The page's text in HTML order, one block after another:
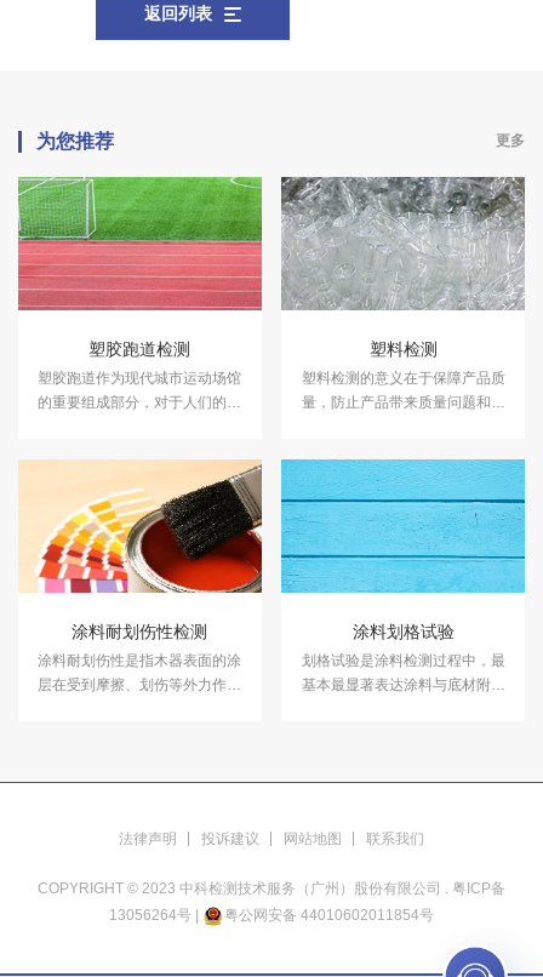
返回列表
为您推荐 更多
塑胶跑道检测
塑胶跑道作为现代城市运动场馆
的重要组成部分，对于人们的健
测及其他各类运动场地检测。
塑料检测
塑料检测的意义在于保障产品质
量，防止产品带来质量问题和安
测、塑料成分分析等领域的检
测，并出具具有CMA资质的塑料
检测报告。
涂料耐划伤性检测
涂料耐划伤性是指木器表面的涂
层在受到摩擦、划伤等外力作用
CMA和CNAS资质。
涂料划格试验
划格试验是涂料检测过程中，最
基本最显著表达涂料与底材附着
法律声明 投诉建议 网站地图 联系我们
COPYRIGHT © 2023 中科检测技术服务（广州）股份有限公司 . 粤ICP备
13056264号 | 粤公网安备 44010602011854号